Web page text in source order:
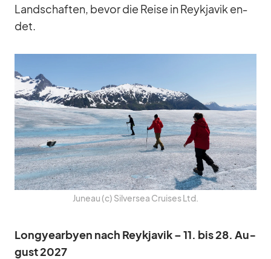
Land­schaf­ten, be­vor die Reise in Reykja­vik en­
det.
Ju­neau (c) Sil­ver­sea Crui­ses Ltd.
Lon­gye­ar­byen nach Reykja­vik – 11. bis 28. Au­
gust 2027